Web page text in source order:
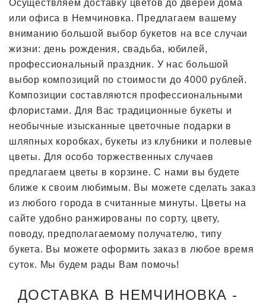
Осуществляем доставку цветов до дверей дома
или офиса в Немчиновка. Предлагаем вашему
вниманию большой выбор букетов на все случаи
жизни: день рождения, свадьба, юбилей,
профессиональный праздник. У нас большой
выбор композиций по стоимости до 4000 рублей.
Композиции составляются профессиональными
флористами. Для Вас традиционные букеты и
необычные изысканные цветочные подарки в
шляпных коробках, букеты из клубники и полевые
цветы. Для особо торжественных случаев
предлагаем цветы в корзине. С нами вы будете
ближе к своим любимым. Вы можете сделать заказ
из любого города в считанные минуты. Цветы на
сайте удобно ранжированы по сорту, цвету,
поводу, предполагаемому получателю, типу
букета. Вы можете оформить заказ в любое время
суток. Мы будем рады Вам помочь!
ДОСТАВКА В НЕМЧИНОВКА -